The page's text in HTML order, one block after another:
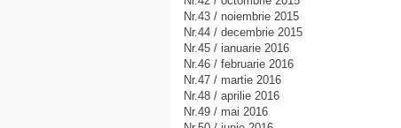
Nr.43 / noiembrie 2015
Nr.44 / decembrie 2015
Nr.45 / ianuarie 2016
Nr.46 / februarie 2016
Nr.47 / martie 2016
Nr.48 / aprilie 2016
Nr.49 / mai 2016